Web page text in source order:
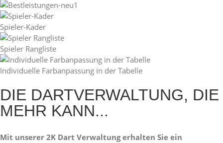
Spieler-Kader
Spieler Rangliste
Individuelle Farbanpassung in der Tabelle
DIE DARTVERWALTUNG, DIE
MEHR KANN...
Mit unserer 2K Dart Verwaltung erhalten Sie ein